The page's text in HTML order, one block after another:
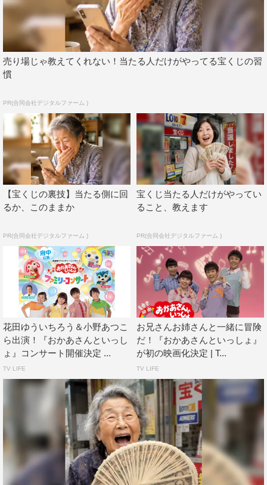
なことを教えてくれました。それからほとんど毎日一緒に
歌ってきて、この5年間は友人よりも、そして家族よりも
濃い時間を過ごしてきましたし、そんなかけがえのない仲
間に出会えてとても幸せだと思っております。また近い将
来に一緒に歌えることを楽しみに、これからのあつこお姉
葉をかけた。
また、今回新たに番組で歌のお姉さんを担当することにな
ったながたは「初めまして。新しく歌のお姉さんになりま
した、ながたまやです。私は小さい頃から歌を歌うことが
大好きで、歌のお姉さんになることが夢だったのでとって
もうれしい気持ちと、信じられない気持ちでいっぱいで
をみんなと一緒に歌い、笑顔あふれる時間にしていきたい
なと思います。よろしくお願いいたします」と意気込みを
述べる。
花田も「春から番組自体が大きく変わるようです。我々も
売り場じゃ教えてくれない！当たる人だけがやってる宝くじの習
慣
PR(合同会社デジタルファーム )
【宝くじの裏技】当たる側に回
るか、このままか
PR(合同会社デジタルファーム )
宝くじ当たる人だけがやってい
ること、教えます
PR(合同会社デジタルファーム )
花田ゆういちろう＆小野あつこ
ら出演！『おかあさんといっし
ょ』コンサート開催決定 ...
TV LIFE
お兄さんお姉さんと一緒に冒険
だ！『おかあさんといっしょ』
が初の映画化決定 | T...
TV LIFE